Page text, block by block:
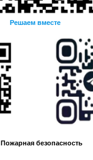
Решаем вместе
Пожарная безопасность